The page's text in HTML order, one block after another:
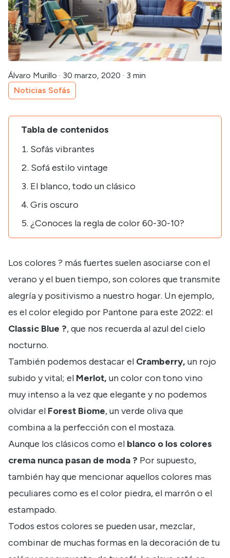
Álvaro Murillo · 30 marzo, 2020 · 3 min
Noticias Sofás
Tabla de contenidos
Sofás vibrantes
Sofá estilo vintage
El blanco, todo un clásico
Gris oscuro
¿Conoces la regla de color 60-30-10?
Los colores ? más fuertes suelen asociarse con el
verano y el buen tiempo, son colores que transmite
alegría y positivismo a nuestro hogar. Un ejemplo,
es el color elegido por Pantone para este 2022: el
Classic Blue ?, que nos recuerda al azul del cielo
nocturno.
También podemos destacar el Cramberry, un rojo
subido y vital; el Merlot, un color con tono vino
muy intenso a la vez que elegante y no podemos
olvidar el Forest Biome, un verde oliva que
combina a la perfección con el mostaza.
Aunque los clásicos como el blanco o los colores
crema nunca pasan de moda ? Por supuesto,
también hay que mencionar aquellos colores mas
peculiares como es el color piedra, el marrón o el
estampado.
Todos estos colores se pueden usar, mezclar,
combinar de muchas formas en la decoración de tu